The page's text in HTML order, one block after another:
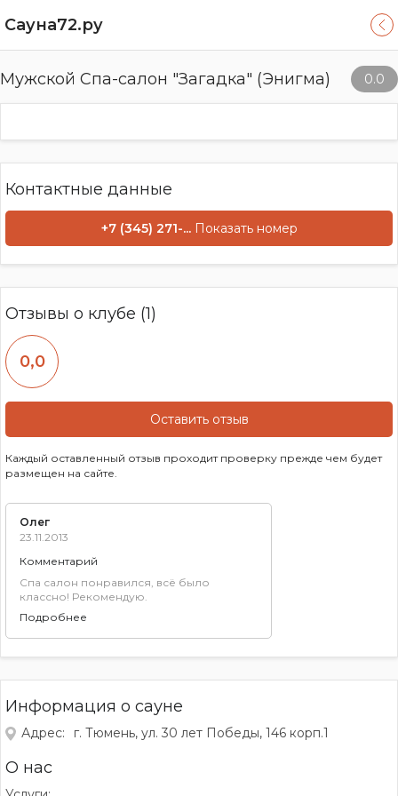
Сауна72.ру
Мужской Спа-салон "Загадка" (Энигма) 0.0
Контактные данные
+7 (345) 271-... Показать номер
Отзывы о клубе (1)
0,0
Оставить отзыв
Каждый оставленный отзыв проходит проверку прежде чем будет
размещен на сайте.
Олег
23.11.2013
Комментарий
Спа салон понравился, всё было
классно! Рекомендую.
Подробнее
Информация о сауне
Адрес: г. Тюмень, ул. 30 лет Победы, 146 корп.1
О нас